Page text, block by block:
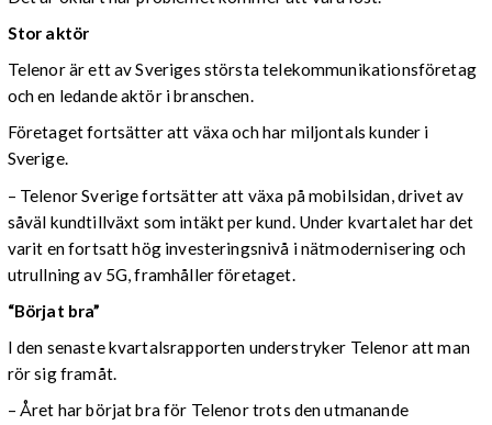
Stor aktör
Telenor är ett av Sveriges största telekommunikationsföretag
och en ledande aktör i branschen.
Företaget fortsätter att växa och har miljontals kunder i
Sverige.
– Telenor Sverige fortsätter att växa på mobilsidan, drivet av
såväl kundtillväxt som intäkt per kund. Under kvartalet har det
varit en fortsatt hög investeringsnivå i nätmodernisering och
utrullning av 5G, framhåller företaget.
“Börjat bra”
I den senaste kvartalsrapporten understryker Telenor att man
rör sig framåt.
– Året har börjat bra för Telenor trots den utmanande